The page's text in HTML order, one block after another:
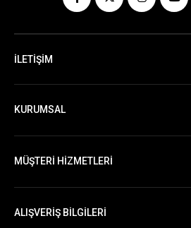
İLETİŞİM
KURUMSAL
MÜŞTERİ HİZMETLERİ
ALIŞVERİŞ BİLGİLERİ